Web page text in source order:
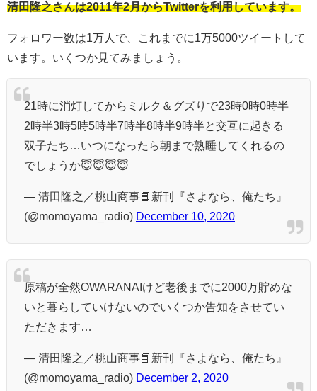
清田隆之さんは2011年2月からTwitterを利用しています。
フォロワー数は1万人で、これまでに1万5000ツイートして
います。いくつか見てみましょう。
21時に消灯してからミルク＆グズりで23時0時0時半
2時半3時5時5時半7時半8時半9時半と交互に起きる
双子たち…いつになったら朝まで熟睡してくれるの
でしょうか😇😇😇😇
— 清田隆之／桃山商事📘新刊『さよなら、俺たち』
(@momoyama_radio) December 10, 2020
原稿が全然OWARANAIけど老後までに2000万貯めな
いと暮らしていけないのでいくつか告知をさせてい
ただきます…
— 清田隆之／桃山商事📘新刊『さよなら、俺たち』
(@momoyama_radio) December 2, 2020